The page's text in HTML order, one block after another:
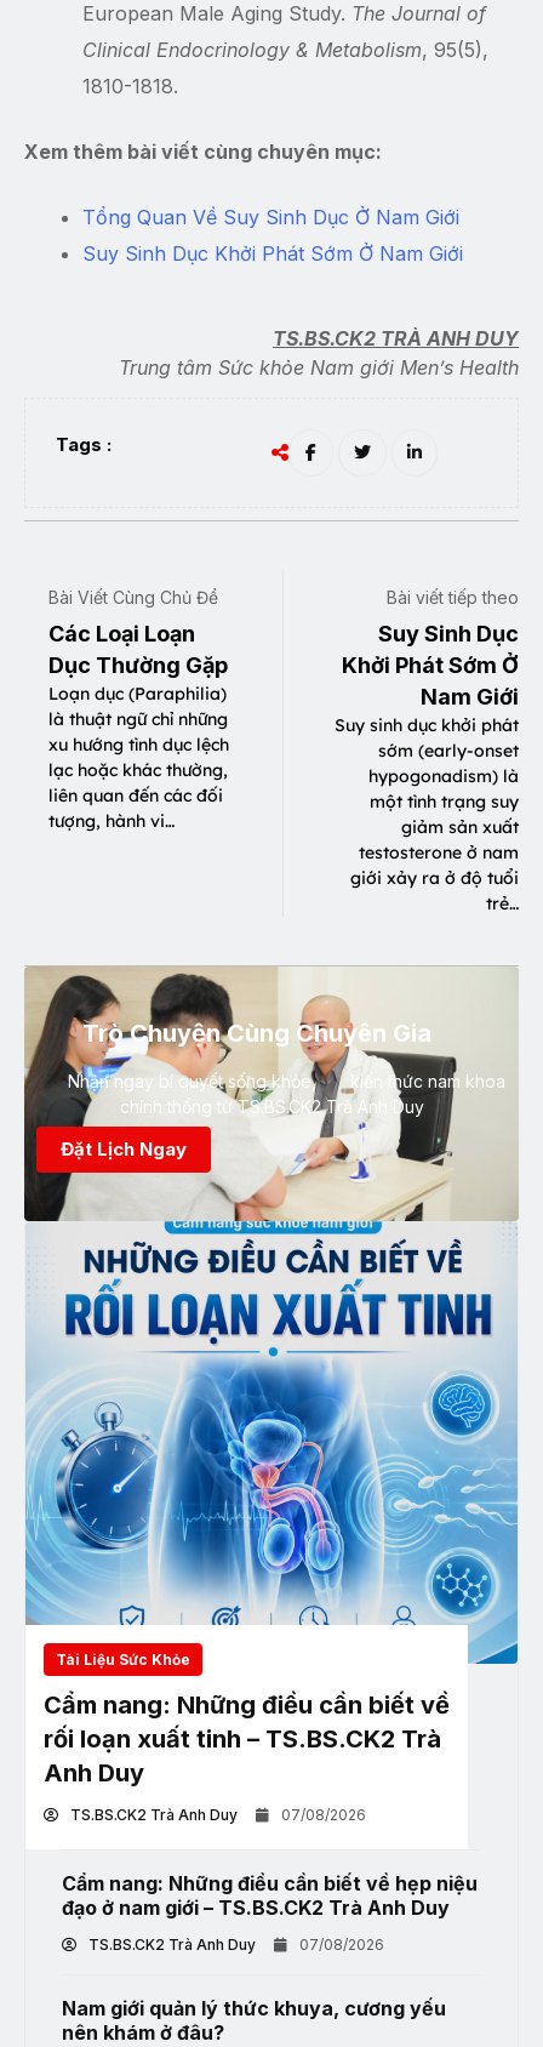
European Male Aging Study. The Journal of
Clinical Endocrinology & Metabolism, 95(5),
1810-1818.
Xem thêm bài viết cùng chuyên mục:
Tổng Quan Về Suy Sinh Dục Ở Nam Giới
Suy Sinh Dục Khởi Phát Sớm Ở Nam Giới
TS.BS.CK2 TRÀ ANH DUY
Trung tâm Sức khỏe Nam giới Men’s Health
Tags :
Bài Viết Cùng Chủ Đề
Các Loại Loạn
Dục Thường Gặp
Loạn dục (Paraphilia)
là thuật ngữ chỉ những
xu hướng tình dục lệch
lạc hoặc khác thường,
liên quan đến các đối
tượng, hành vi…
Bài viết tiếp theo
Suy Sinh Dục
Khởi Phát Sớm Ở
Nam Giới
Suy sinh dục khởi phát
sớm (early-onset
hypogonadism) là
một tình trạng suy
giảm sản xuất
testosterone ở nam
giới xảy ra ở độ tuổi
trẻ…
Trò Chuyện Cùng Chuyên Gia
Nhận ngay bí quyết sống khỏe, kiến thức nam khoa
chính thống từ TS.BS.CK2 Trà Anh Duy
Đặt Lịch Ngay
Tài Liệu Sức Khỏe
Cẩm nang: Những điều cần biết về
rối loạn xuất tinh – TS.BS.CK2 Trà
Anh Duy
TS.BS.CK2 Trà Anh Duy 07/08/2026
Cẩm nang: Những điều cần biết về hẹp niệu
đạo ở nam giới – TS.BS.CK2 Trà Anh Duy
TS.BS.CK2 Trà Anh Duy 07/08/2026
Nam giới quản lý thức khuya, cương yếu
nên khám ở đâu?